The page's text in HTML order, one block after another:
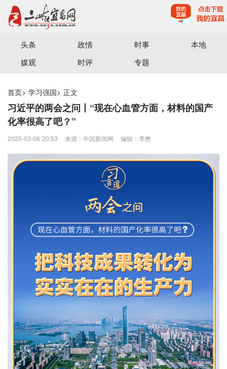
宜昌三峡融媒体中心主办
头条 政情 时事
本地
媒观
时评 专题
首页> 学习强国> 正文
习近平的两会之问丨“现在心血管方面，材料的国产
化率很高了吧？”
2025-03-08 20:53 来源：中国新闻网 编辑：李懋